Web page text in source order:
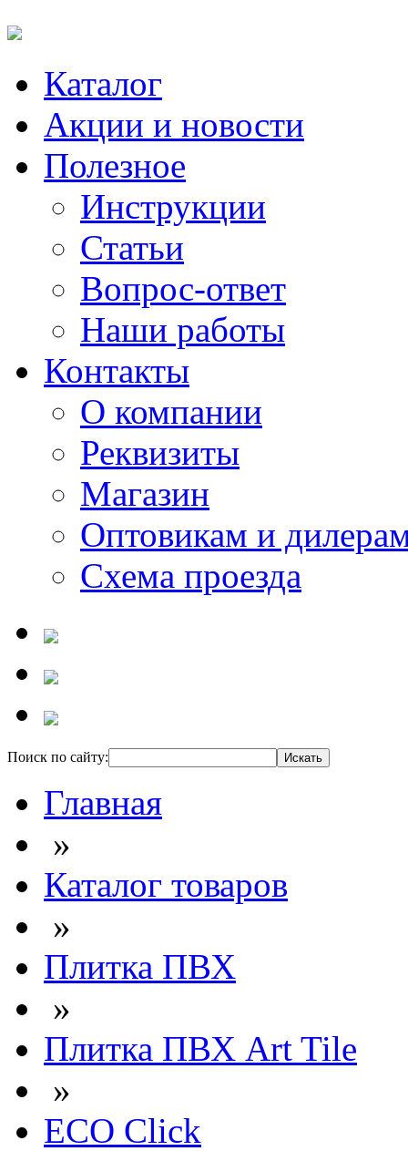
Каталог
Акции и новости
Полезное
Инструкции
Статьи
Вопрос-ответ
Наши работы
Контакты
О компании
Реквизиты
Магазин
Оптовикам и
Схема проезда
Поиск по сайту:
Главная
»
Каталог товаров
»
Плитка ПВХ
»
Плитка ПВХ Art Tile
»
ECO Click